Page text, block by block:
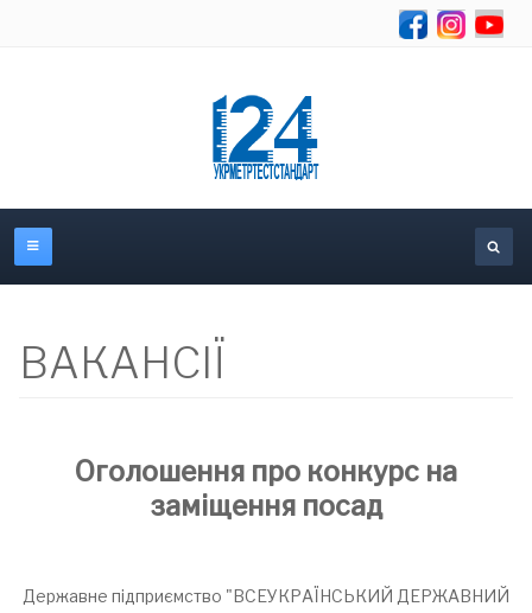
ВАКАНСІЇ
Оголошення про конкурс на
заміщення посад
Державне підприємство "ВСЕУКРАЇНСЬКИЙ ДЕРЖАВНИЙ